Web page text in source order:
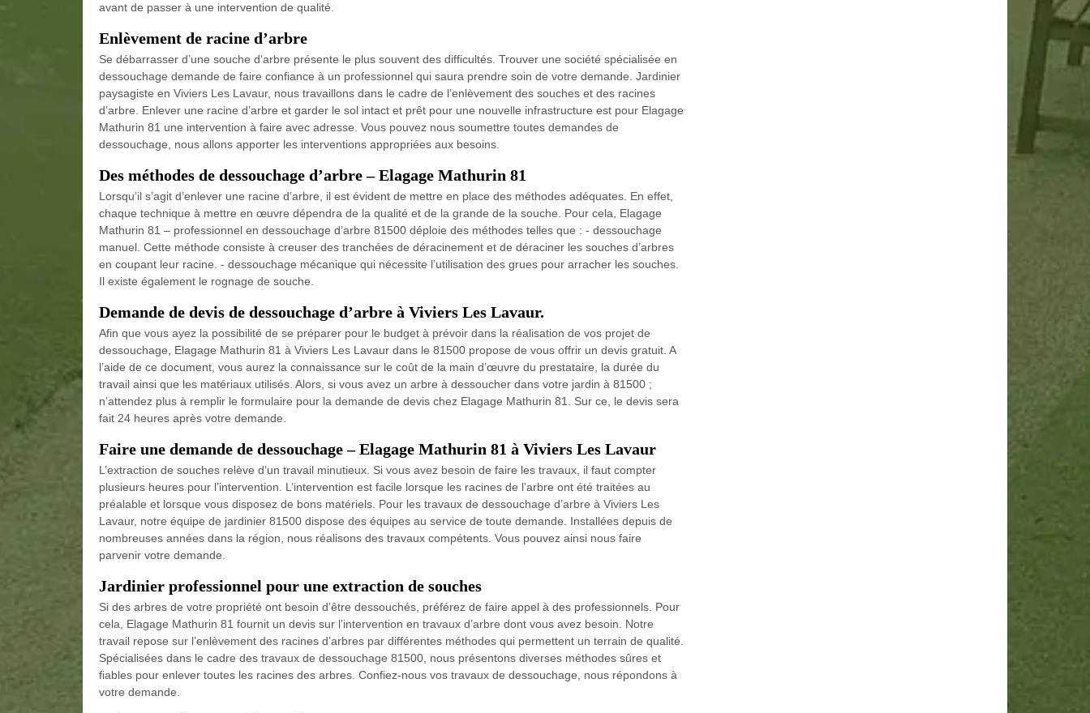
avant de passer à une intervention de qualité.
Enlèvement de racine d’arbre
Se débarrasser d’une souche d’arbre présente le plus souvent des difficultés. Trouver une société spécialisée en
dessouchage demande de faire confiance à un professionnel qui saura prendre soin de votre demande. Jardinier
paysagiste en Viviers Les Lavaur, nous travaillons dans le cadre de l’enlèvement des souches et des racines
d’arbre. Enlever une racine d’arbre et garder le sol intact et prêt pour une nouvelle infrastructure est pour Elagage
Mathurin 81 une intervention à faire avec adresse. Vous pouvez nous soumettre toutes demandes de
dessouchage, nous allons apporter les interventions appropriées aux besoins.
Des méthodes de dessouchage d’arbre – Elagage Mathurin 81
Lorsqu’il s’agit d’enlever une racine d’arbre, il est évident de mettre en place des méthodes adéquates. En effet,
chaque technique à mettre en œuvre dépendra de la qualité et de la grande de la souche. Pour cela, Elagage
Mathurin 81 – professionnel en dessouchage d’arbre 81500 déploie des méthodes telles que : - dessouchage
manuel. Cette méthode consiste à creuser des tranchées de déracinement et de déraciner les souches d’arbres
en coupant leur racine. - dessouchage mécanique qui nécessite l’utilisation des grues pour arracher les souches.
Il existe également le rognage de souche.
Demande de devis de dessouchage d’arbre à Viviers Les Lavaur.
Afin que vous ayez la possibilité de se préparer pour le budget à prévoir dans la réalisation de vos projet de
dessouchage, Elagage Mathurin 81 à Viviers Les Lavaur dans le 81500 propose de vous offrir un devis gratuit. A
l’aide de ce document, vous aurez la connaissance sur le coût de la main d’œuvre du prestataire, la durée du
travail ainsi que les matériaux utilisés. Alors, si vous avez un arbre à dessoucher dans votre jardin à 81500 ;
n’attendez plus à remplir le formulaire pour la demande de devis chez Elagage Mathurin 81. Sur ce, le devis sera
fait 24 heures après votre demande.
Faire une demande de dessouchage – Elagage Mathurin 81 à Viviers Les Lavaur
L’extraction de souches relève d’un travail minutieux. Si vous avez besoin de faire les travaux, il faut compter
plusieurs heures pour l’intervention. L’intervention est facile lorsque les racines de l’arbre ont été traitées au
préalable et lorsque vous disposez de bons matériels. Pour les travaux de dessouchage d’arbre à Viviers Les
Lavaur, notre équipe de jardinier 81500 dispose des équipes au service de toute demande. Installées depuis de
nombreuses années dans la région, nous réalisons des travaux compétents. Vous pouvez ainsi nous faire
parvenir votre demande.
Jardinier professionnel pour une extraction de souches
Si des arbres de votre propriété ont besoin d’être dessouchés, préférez de faire appel à des professionnels. Pour
cela, Elagage Mathurin 81 fournit un devis sur l’intervention en travaux d’arbre dont vous avez besoin. Notre
travail repose sur l’enlèvement des racines d’arbres par différentes méthodes qui permettent un terrain de qualité.
Spécialisées dans le cadre des travaux de dessouchage 81500, nous présentons diverses méthodes sûres et
fiables pour enlever toutes les racines des arbres. Confiez-nous vos travaux de dessouchage, nous répondons à
votre demande.